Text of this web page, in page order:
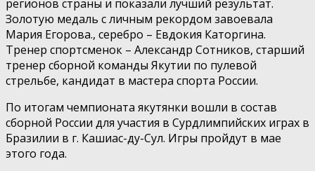
регионов страны и показали лучший результат.
Золотую медаль с личным рекордом завоевала
Мария Егорова., серебро – Евдокия Каторгина.
Тренер спортсменок – Александр Сотников, старший
тренер сборной команды Якутии по пулевой
стрельбе, кандидат в мастера спорта России.
По итогам чемпионата якутянки вошли в состав
сборной России для участия в Сурдлимпийских играх в
Бразилии в г. Кашиас-ду-Сул. Игры пройдут в мае
этого года.